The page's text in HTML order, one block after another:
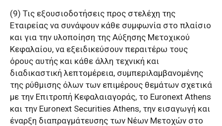
(9) Τις εξουσιοδοτήσεις προς στελέχη της
Εταιρείας να συνάψουν κάθε συμφωνία στο πλαίσιο
και για την υλοποίηση της Αύξησης Μετοχικού
Κεφαλαίου, να εξειδικεύσουν περαιτέρω τους
όρους αυτής και κάθε άλλη τεχνική και
διαδικαστική λεπτομέρεια, συμπεριλαμβανομένης
της ρύθμισης όλων των επιμέρους θεμάτων σχετικά
με την Επιτροπή Κεφαλαιαγοράς, το Euronext Athens
και την Euronext Securities Athens, την εισαγωγή και
έναρξη διαπραγμάτευσης των Νέων Μετοχών στο